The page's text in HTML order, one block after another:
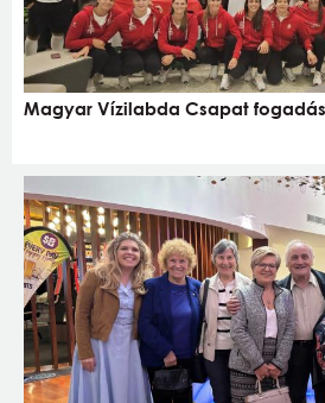
Magyar Vízilabda Csapat